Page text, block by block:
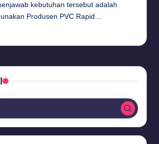
kebutuhan tersebut adalah
Produsen PVC Rapid…